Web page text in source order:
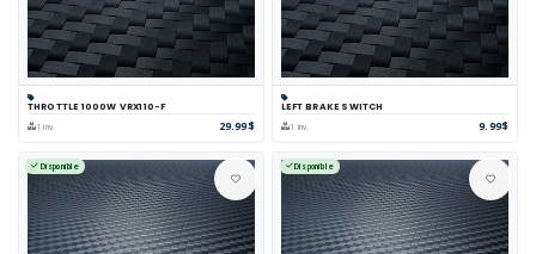
THROTTLE 1000W VRX110-F
1 inv. 29.99$
LEFT BRAKE SWITCH
1 inv. 9.99$
Disponible Disponible